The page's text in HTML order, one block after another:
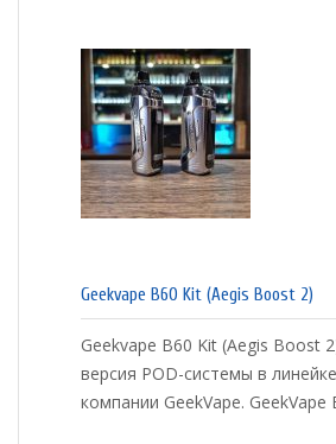
Geekvape B60 Kit (Aegis Boost 2)
Geekvape B60 Kit (Aegis Boost
версия POD-системы в
компании GeekVape. GeekVape